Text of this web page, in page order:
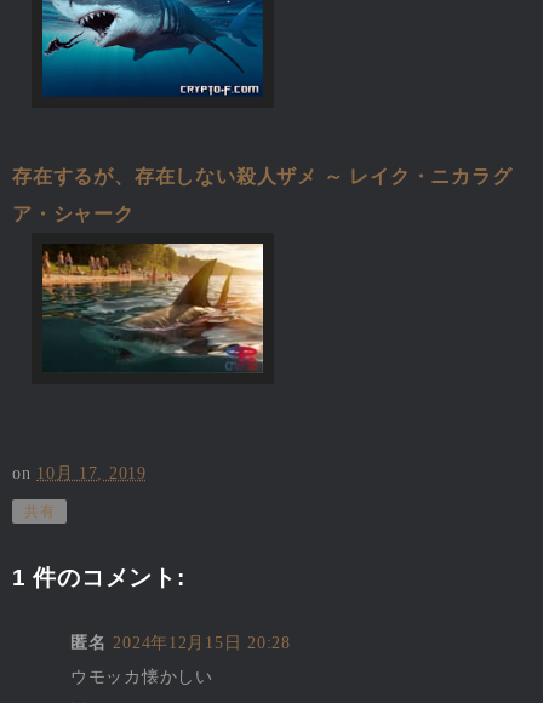
存在するが、存在しない殺人ザメ ～ レイク・ニカラグ
ア・シャーク
on 10月 17, 2019
共有
1 件のコメント:
匿名 2024年12月15日 20:28
ウモッカ懐かしい